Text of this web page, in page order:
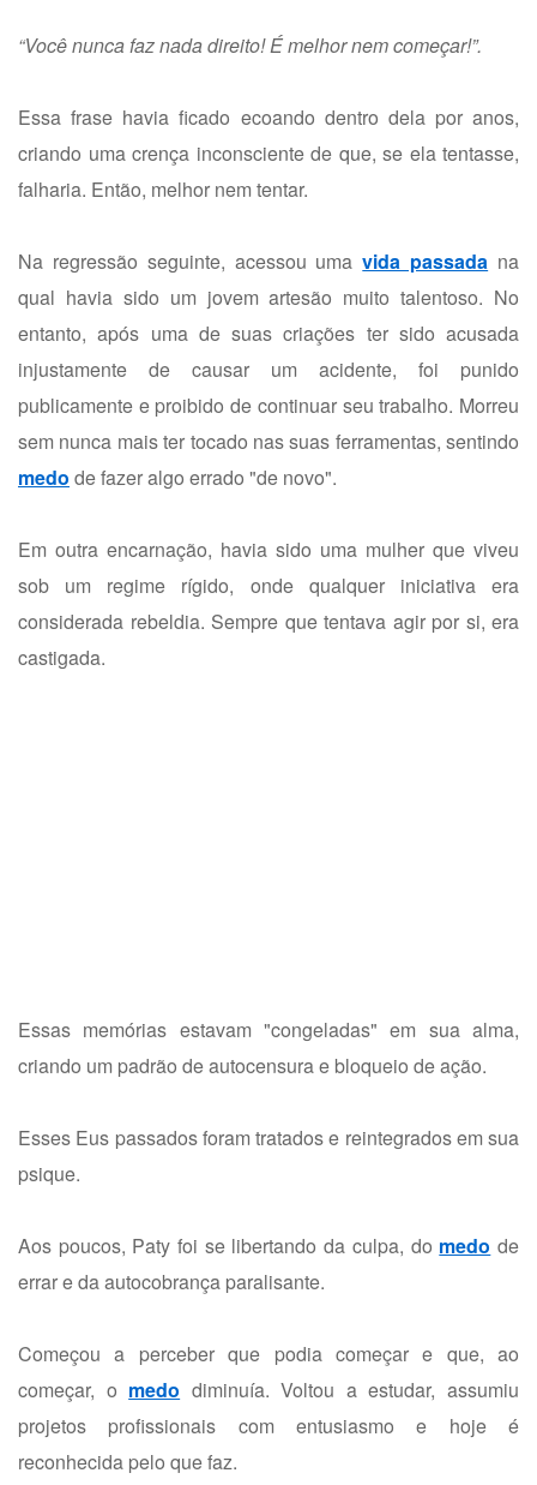
“Você nunca faz nada direito! É melhor nem começar!”.
Essa frase havia ficado ecoando dentro dela por anos,
criando uma crença inconsciente de que, se ela tentasse,
falharia. Então, melhor nem tentar.
Na regressão seguinte, acessou umavida passada na
qual havia sido um jovem artesão muito talentoso. No
entanto, após uma de suas criações ter sido acusada
injustamente de causar um acidente, foi punido
publicamente e proibido de continuar seu trabalho. Morreu
sem nunca mais ter tocado nas suas ferramentas, sentindo
medo de fazer algo errado "de novo".
Em outra encarnação, havia sido uma mulher que viveu
sob um regime rígido, onde qualquer iniciativa era
considerada rebeldia. Sempre que tentava agir por si, era
castigada.
Essas memórias estavam "congeladas" em sua alma,
criando um padrão de autocensura e bloqueio de ação.
Esses Eus passados foram tratados e reintegrados em sua
psique.
Aos poucos, Paty foi se libertando da culpa, do medo de
errar e da autocobrança paralisante.
Começou a perceber que podia começar e que, ao
começar, o medo diminuía. Voltou a estudar, assumiu
projetos profissionais com entusiasmo e hoje é
reconhecida pelo que faz.